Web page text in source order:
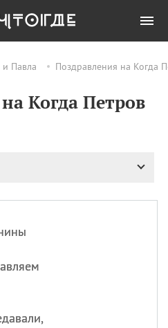
Павла Поздравления на Когда
Когда Петров
ПРАЗДНИКИ Все
06.08 Преображение
Господне у западных
Романа и Давида
маяка